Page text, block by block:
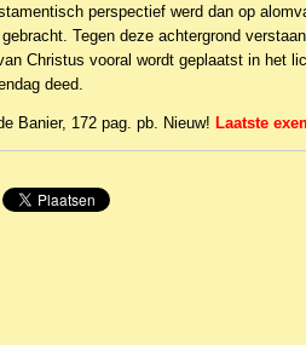
perspectief werd dan op
Tegen deze achtergrond
Christus vooral wordt geplaatst in het
deed.
Banier, 172 pag. pb. Nieuw! Laatste